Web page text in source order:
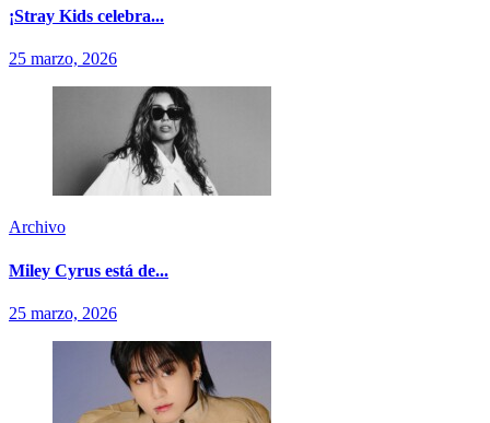
¡Stray Kids celebra...
25 marzo, 2026
Archivo
Miley Cyrus está de...
25 marzo, 2026